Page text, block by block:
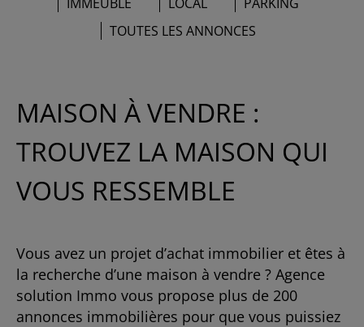
TOUTES LES ANNONCES
MAISON À VENDRE :
TROUVEZ LA MAISON QUI
VOUS RESSEMBLE
Vous avez un projet d’achat immobilier et êtes à
la recherche d’une maison à vendre ? Agence
solution Immo vous propose plus de 200
annonces immobilières pour que vous puissiez